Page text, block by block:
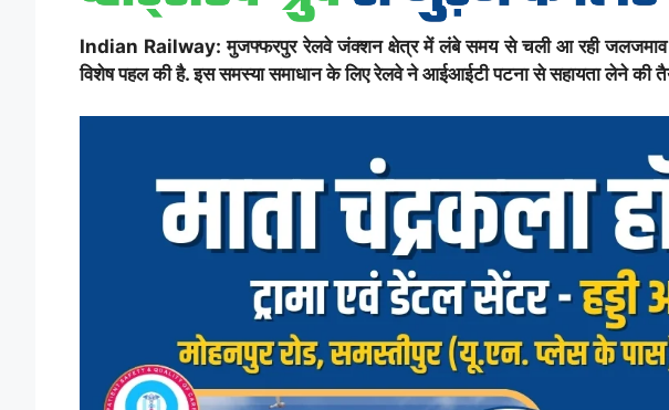
Indian Railway: मुजफ्फरपुर रेलवे जंक्शन क्षेत्र में लंबे समय से चली आ रही जलजमाव
विशेष पहल की है. इस समस्या समाधान के लिए रेलवे ने आईआईटी पटना से सहायता लेने की